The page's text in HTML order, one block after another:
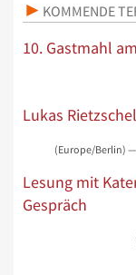
KOMMENDE
10. Gastmahl
Lukas
(Europe/Berlin) —
Lesung mit
Gespräch